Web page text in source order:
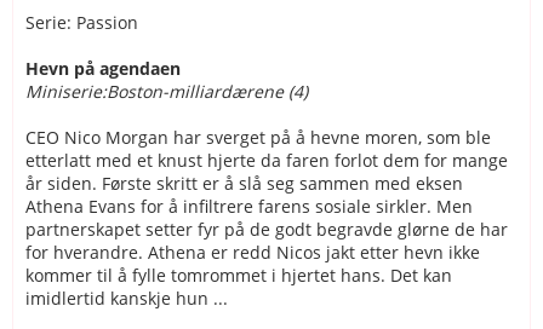
Serie: Passion
Hevn på agendaen
Miniserie:Boston-milliardærene (4)
CEO Nico Morgan har sverget på å hevne moren, som ble
etterlatt med et knust hjerte da faren forlot dem for mange
år siden. Første skritt er å slå seg sammen med eksen
Athena Evans for å infiltrere farens sosiale sirkler. Men
partnerskapet setter fyr på de godt begravde glørne de har
for hverandre. Athena er redd Nicos jakt etter hevn ikke
kommer til å fylle tomrommet i hjertet hans. Det kan
imidlertid kanskje hun ...